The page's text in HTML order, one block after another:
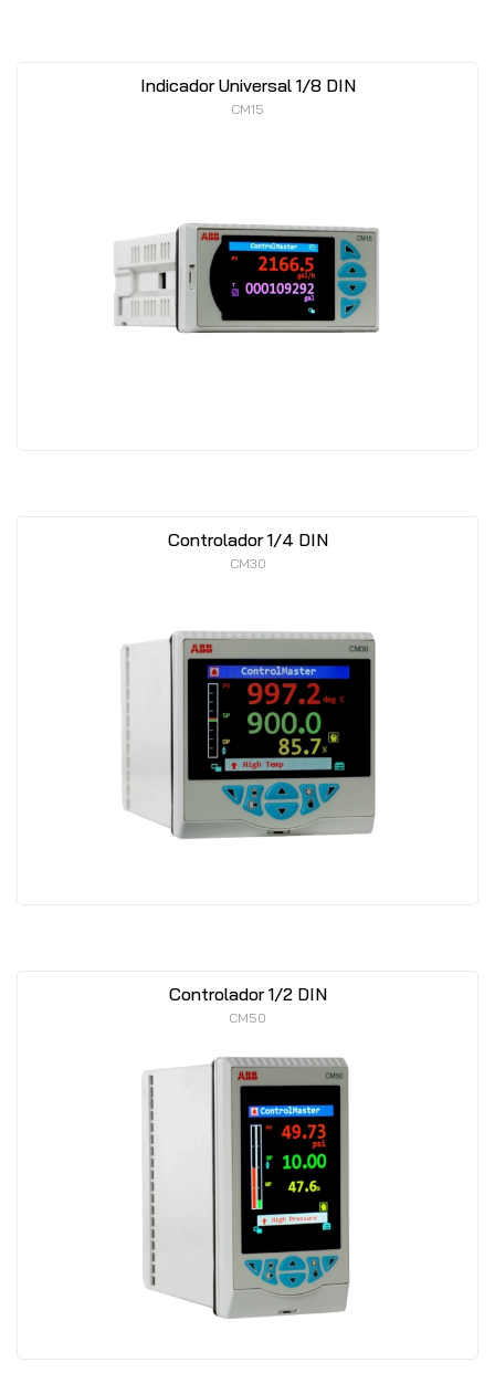
Indicador Universal 1/8 DIN
CM15
Controlador 1/4 DIN
CM30
Controlador 1/2 DIN
CM50